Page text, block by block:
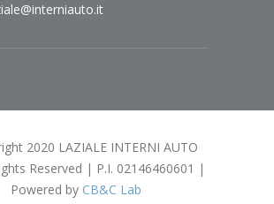
2020 LAZIALE INTERNI AUTO
Reserved | P.I. 02146460601 |
Powered by CB&C Lab